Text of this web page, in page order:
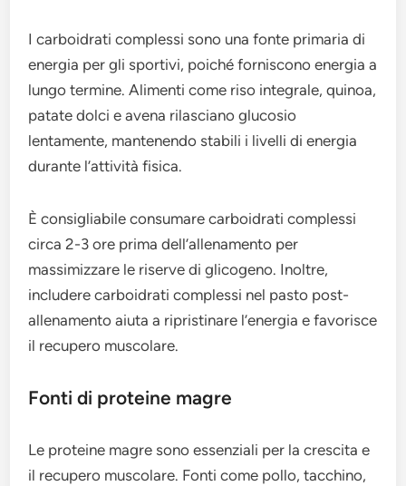
I carboidrati complessi sono una fonte primaria di
energia per gli sportivi, poiché forniscono energia a
lungo termine. Alimenti come riso integrale, quinoa,
patate dolci e avena rilasciano glucosio
lentamente, mantenendo stabili i livelli di energia
durante l’attività fisica.
È consigliabile consumare carboidrati complessi
circa 2-3 ore prima dell’allenamento per
massimizzare le riserve di glicogeno. Inoltre,
includere carboidrati complessi nel pasto post-
allenamento aiuta a ripristinare l’energia e favorisce
il recupero muscolare.
Fonti di proteine magre
Le proteine magre sono essenziali per la crescita e
il recupero muscolare. Fonti come pollo, tacchino,